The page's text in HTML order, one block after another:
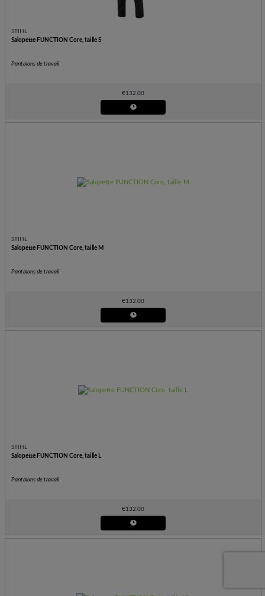
STIHL
Salopette FUNCTION Core, taille S
Pantalons de travail
€132.00
STIHL
Salopette FUNCTION Core, taille M
Pantalons de travail
€132.00
STIHL
Salopette FUNCTION Core, taille L
Pantalons de travail
€132.00